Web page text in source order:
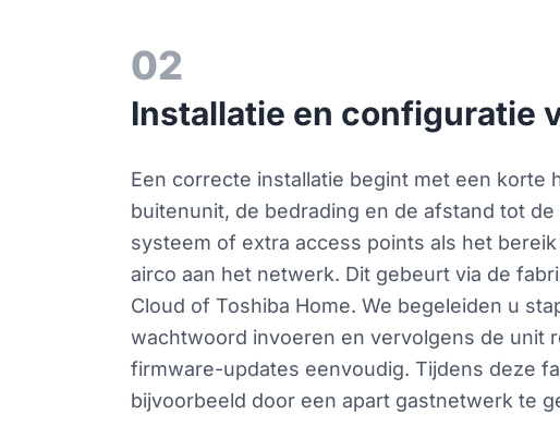
02
Installatie en configuratie
Een correcte installatie begint met een korte
buitenunit, de bedrading en de afstand tot
systeem of extra access points als het
airco aan het netwerk. Dit gebeurt via de
Cloud of Toshiba Home. We begeleiden u
wachtwoord invoeren en vervolgens de unit
firmware-updates eenvoudig. Tijdens deze
bijvoorbeeld door een apart gastnetwerk te